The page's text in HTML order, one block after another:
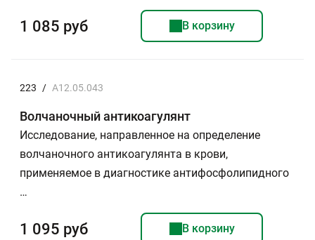
1 085 руб В корзину
223 / A12.05.043
Волчаночный антикоагулянт
Исследование, направленное на определение
волчаночного антикоагулянта в крови,
применяемое в диагностике антифосфолипидного
…
1 095 руб В корзину